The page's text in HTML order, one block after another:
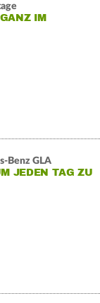
IM
Benz GLA
JEDEN TAG ZU